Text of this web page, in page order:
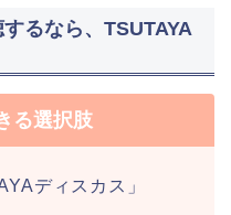
るなら、TSUTAYA
る選択肢
ディスカス」